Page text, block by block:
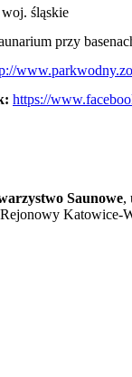
śląskie
przy
https://
Saunowe,
Rejonowy Katowice-